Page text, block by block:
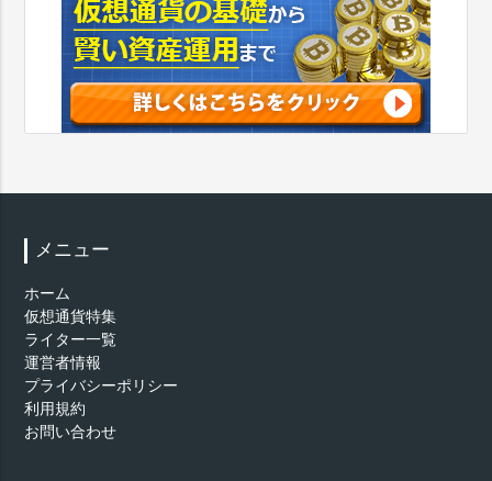
メニュー
ホーム
仮想通貨特集
ライター一覧
運営者情報
プライバシーポリシー
利用規約
お問い合わせ